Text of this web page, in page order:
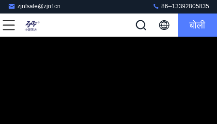
zjnfsale@zjnf.cn 86--13392805835
बोली